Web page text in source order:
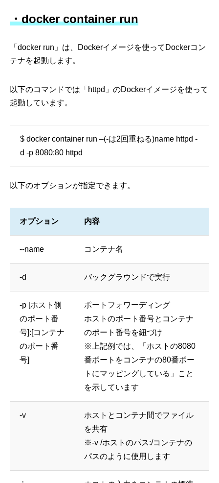
・docker container run
「docker run」は、Dockerイメージを使ってDockerコン
テナを起動します。
以下のコマンドでは「httpd」のDockerイメージを使って
起動しています。
$ docker container run –(-は2回重ねる)name httpd -
d -p 8080:80 httpd
以下のオプションが指定できます。
オプション 内容
--name コンテナ名
-d バックグラウンドで実行
-p [ホスト側
のポート番
号]:[コンテナ
のポート番
号]
ポートフォワーディング
ホストのポート番号とコンテナ
のポート番号を紐づけ
※上記例では、「ホストの8080
番ポートをコンテナの80番ポー
トにマッピングしている」こと
を示しています
-v
ホストとコンテナ間でファイル
を共有
※-v /ホストのパス:/コンテナの
パスのように使用します